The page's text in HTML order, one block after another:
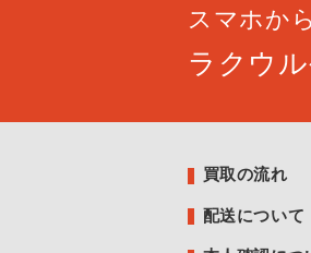
スマホか
ラクウ
買取の流れ
配送について